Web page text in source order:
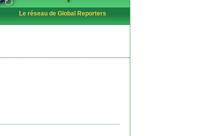
Le réseau de Global Reporters